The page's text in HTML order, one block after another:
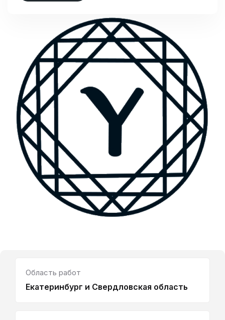
Область работ
Екатеринбург и Свердловская область